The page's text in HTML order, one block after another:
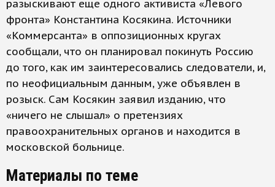
разыскивают еще одного активиста «Левого
фронта» Константина Косякина. Источники
«Коммерсанта» в оппозиционных кругах
сообщали, что он планировал покинуть Россию
до того, как им заинтересовались следователи, и,
по неофициальным данным, уже объявлен в
розыск. Сам Косякин заявил изданию, что
«ничего не слышал» о претензиях
правоохранительных органов и находится в
московской больнице.
Материалы по теме